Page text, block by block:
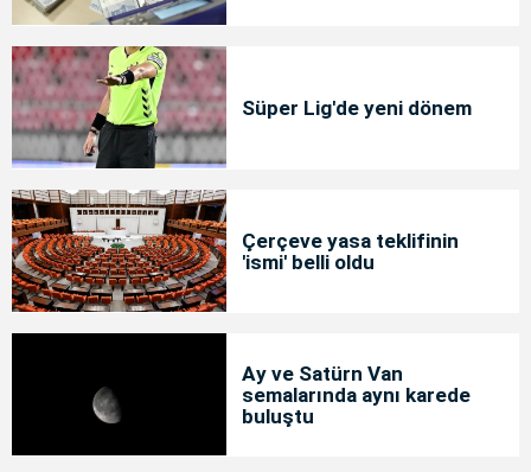
Süper Lig'de yeni dönem
Çerçeve yasa teklifinin
'ismi' belli oldu
Ay ve Satürn Van
semalarında aynı karede
buluştu